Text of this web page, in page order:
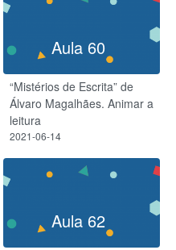
Aula 60
“Mistérios de Escrita” de
Álvaro Magalhães. Animar a
leitura
2021-06-14
Aula 62